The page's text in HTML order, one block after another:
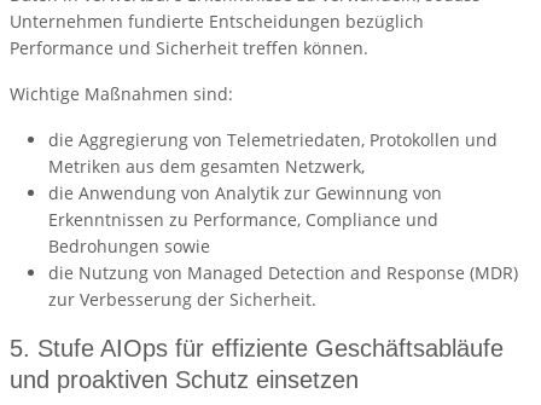
Unternehmen fundierte Entscheidungen bezüglich
Performance und Sicherheit treffen können.
Wichtige Maßnahmen sind:
die Aggregierung von Telemetriedaten, Protokollen und
Metriken aus dem gesamten Netzwerk,
die Anwendung von Analytik zur Gewinnung von
Erkenntnissen zu Performance, Compliance und
Bedrohungen sowie
die Nutzung von Managed Detection and Response (MDR)
zur Verbesserung der Sicherheit.
5. Stufe AIOps für effiziente Geschäftsabläufe
und proaktiven Schutz einsetzen